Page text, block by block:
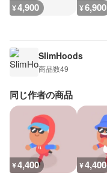
¥4,900 ¥6,900
SlimHoods
商品数49
同じ作者の商品
¥4,400 ¥4,400